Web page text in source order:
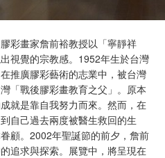
彩畫家詹前裕教授以「寧靜祥
視覺的宗教感。1952年生於台灣
推廣膠彩藝術的志業中，被台灣
「戰後膠彩畫教育之父」。原本
就是靠自我努力而來。然而，在
自己過去兩度被醫生救回的生
顧。2002年聖誕節的前夕，詹前
追求與探索。展覽中，將呈現在